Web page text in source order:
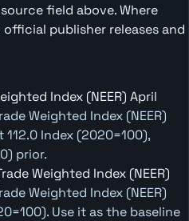
field above. Where
publisher releases and
Index (NEER) April
Weighted Index (NEER)
Index (2020=100),
prior.
Weighted Index (NEER)
Weighted Index (NEER)
Use it as the baseline